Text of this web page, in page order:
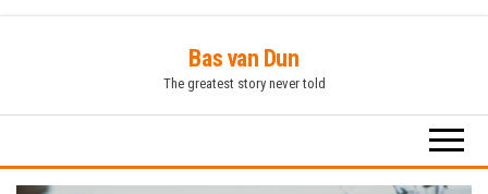
inhoud
Bas van Dun
The greatest story never told